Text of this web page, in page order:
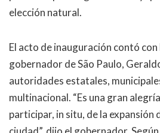
elección natural.
El acto de inauguración contó con
gobernador de São Paulo,
autoridades estatales,
multinacional. “Es una gran
participar, in situ, de la expansión